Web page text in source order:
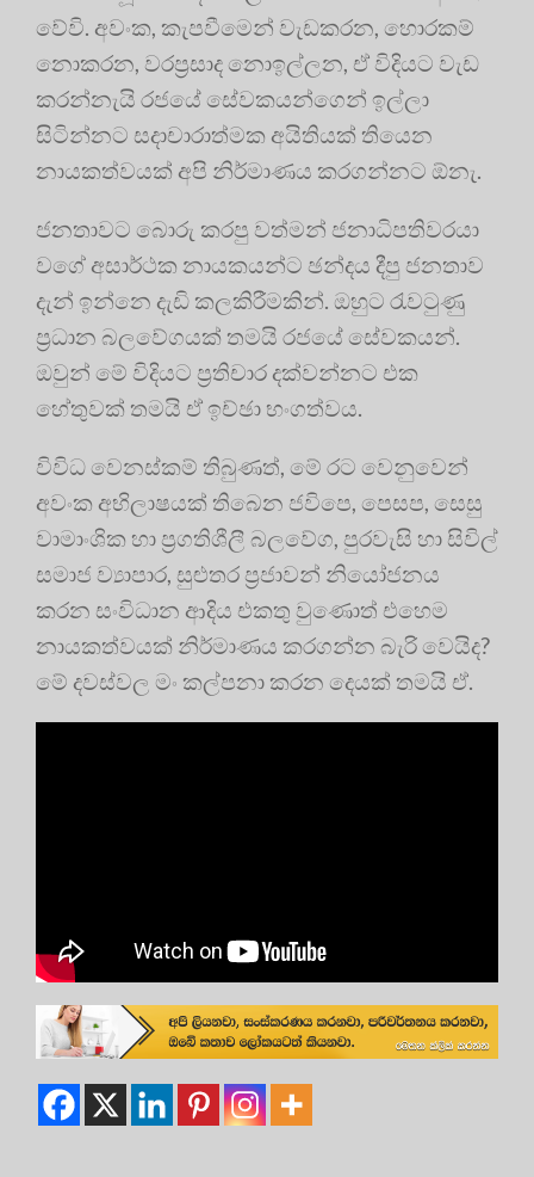
වේවි. අවංක, කැපවීමෙන් වැඩකරන, හොරකම්
නොකරන, වරප්‍රසාද නොඉල්ලන, ඒ විදියට වැඩ
කරන්නැයි රජයේ සේවකයන්ගෙන් ඉල්ලා
සිටින්නට සදාචාරාත්මක අයිතියක් තියෙන
නායකත්වයක් අපි නිර්මාණය කරගන්නට ඕනැ.
ජනතාවට බොරු කරපු වත්මන් ජනාධිපතිවරයා
වගේ අසාර්ථක නායකයන්ට ඡන්දය දීපු ජනතාව
දැන් ඉන්නෙ දැඩි කලකිරීමකින්. ඔහුට රැවටුණු
ප්‍රධාන බලවේගයක් තමයි රජයේ සේවකයන්.
ඔවුන් මේ විදියට ප්‍රතිචාර දක්වන්නට එක
හේතුවක් තමයි ඒ ඉච්ඡා භංගත්වය.
විවිධ වෙනස්කම් තිබුණත්, මේ රට වෙනුවෙන්
අවංක අභිලාෂයක් තිබෙන ජවිපෙ, පෙසප, සෙසු
වාමාංශික හා ප්‍රගතිශීලී බලවේග, පුරවැසි හා සිවිල්
සමාජ ව්‍යාපාර, සුළුතර ප්‍රජාවන් නියෝජනය
කරන සංවිධාන ආදිය එකතු වුණොත් එහෙම
නායකත්වයක් නිර්මාණය කරගන්න බැරි වෙයිද?
මේ දවස්වල මං කල්පනා කරන දෙයක් තමයි ඒ.